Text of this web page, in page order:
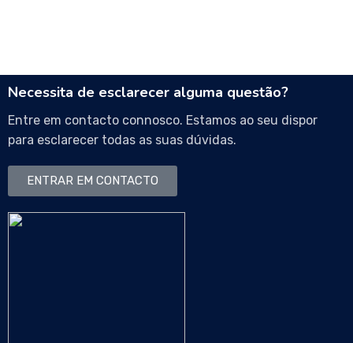
Necessita de esclarecer alguma questão?
Entre em contacto connosco. Estamos ao seu dispor
para esclarecer todas as suas dúvidas.
ENTRAR EM CONTACTO